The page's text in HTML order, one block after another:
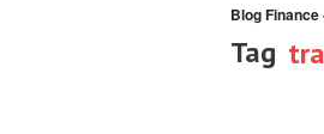
Blog
Tag